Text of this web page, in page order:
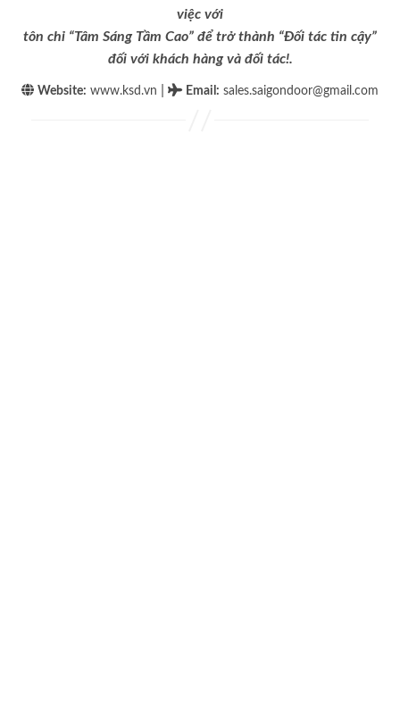
việc với
tôn chỉ “Tâm Sáng Tầm Cao” để trở thành “Đối tác tin cậy”
đối với khách hàng và đối tác!.
Website: www.ksd.vn Email : sales.saigondoor@gmail.com